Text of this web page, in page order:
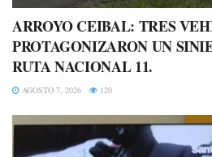
ARROYO CEIBAL: TRES
PROTAGONIZARON UN
RUTA NACIONAL 11.
AGOSTO 7, 2026 120